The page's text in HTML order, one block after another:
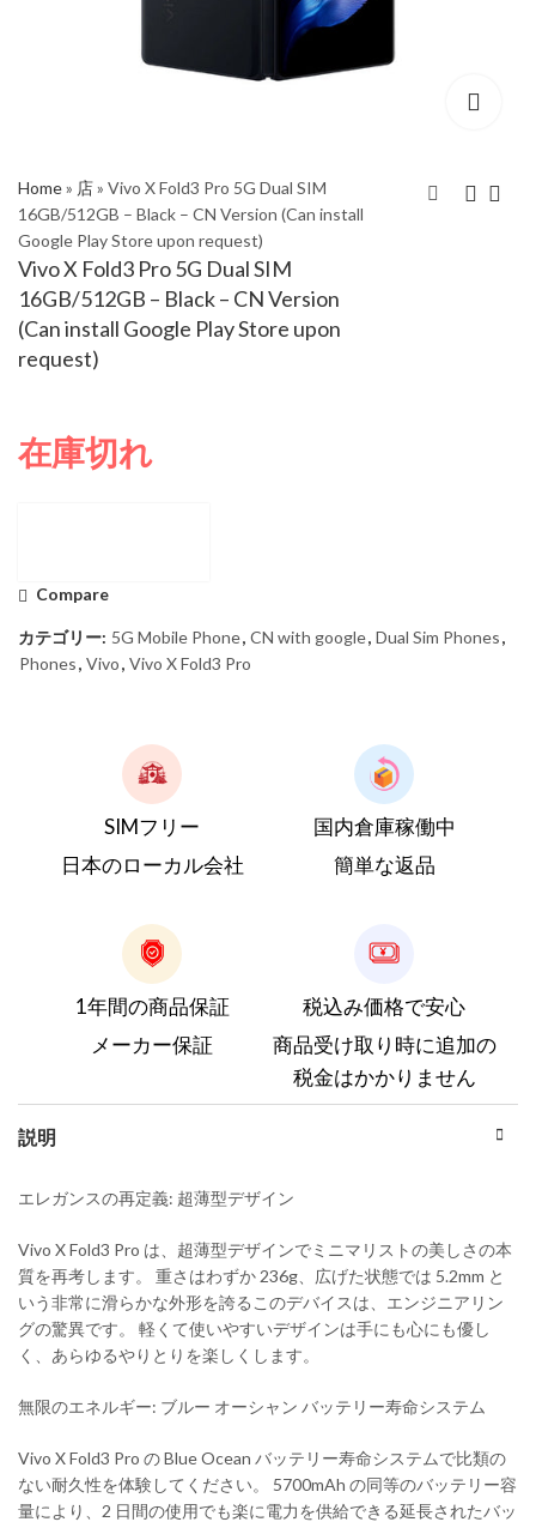
Home» 店» Vivo X Fold3 Pro 5G Dual SIM
16GB/512GB – Black – CN Version (Can install
Google Play Store upon request)
Vivo X Fold3 Pro 5G Dual SIM
16GB/512GB – Black – CN Version
(Can install Google Play Store upon
request)
(Can install Google
在庫切れ
Compare
カテゴリー: 5G Mobile Phone, CN with google, Dual Sim Phones,
Phones, Vivo, Vivo X Fold3 Pro
SIMフリー
日本のローカル会社
国内倉庫稼働中
簡単な返品
1年間の商品保証
メーカー保証
税込み価格で安心
商品受け取り時に追加の
税金はかかりません
説明
エレガンスの再定義: 超薄型デザイン
Vivo X Fold3 Pro は、超薄型デザインでミニマリストの美しさの本
質を再考します。 重さはわずか 236g、広げた状態では 5.2mm と
いう非常に滑らかな外形を誇るこのデバイスは、エンジニアリン
グの驚異です。 軽くて使いやすいデザインは手にも心にも優し
く、あらゆるやりとりを楽しくします。
無限のエネルギー: ブルー オーシャン バッテリー寿命システム
Vivo X Fold3 Pro の Blue Ocean バッテリー寿命システムで比類の
ない耐久性を体験してください。 5700mAh の同等のバッテリー容
量により、2 日間の使用でも楽に電力を供給できる延長されたバッ